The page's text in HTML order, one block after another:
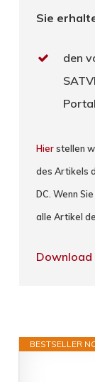
Sie
den
Hierstellen
des Artikels
DC. Wenn
alle Artikel
Download
BESTSELLER